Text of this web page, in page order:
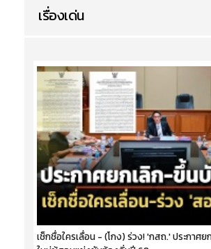
เรื่องเด่น
เช็กชื่อใครเลื่อน - (โกง) ร่วง! 'กสถ.' ประกา